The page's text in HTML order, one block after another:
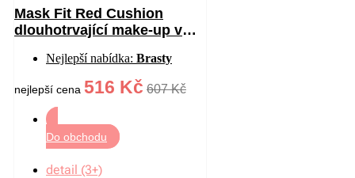
Mask Fit Red Cushion
dlouhotrvající make-up v
ochranou odstín 17W
French Vanilla 18 g
Nejlepší nabídka: Brasty
nejlepší cena 516 Kč 607 Kč
Do obchodu
detail (3+)